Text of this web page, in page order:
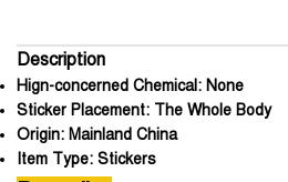
Description
Hign-concerned Chemical: None
Sticker Placement: The Whole Body
Origin: Mainland China
Item Type: Stickers